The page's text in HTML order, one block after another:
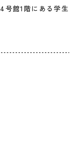
館1階にある学生